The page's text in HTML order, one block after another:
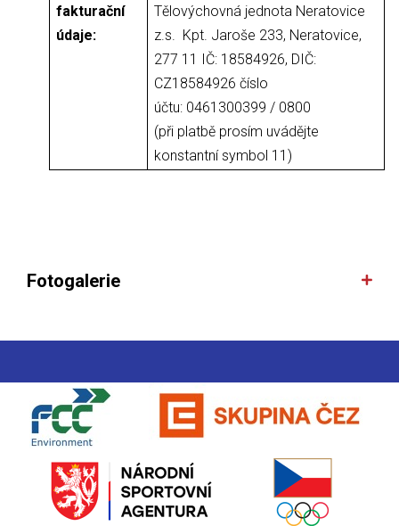
fakturační
údaje:
Tělovýchovná jednota Neratovice
z.s. Kpt. Jaroše 233, Neratovice,
277 11 IČ: 18584926, DIČ:
CZ18584926 číslo
účtu: 0461300399 / 0800
(při platbě prosím uvádějte
konstantní symbol 11)
Fotogalerie